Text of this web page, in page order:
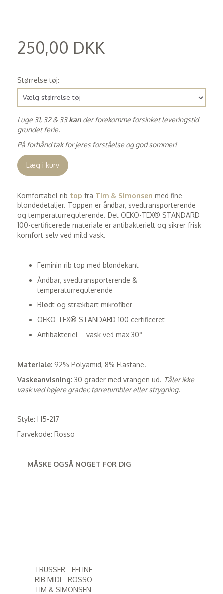
250,00 DKK
Størrelse tøj:
I uge 31, 32 & 33kan der forekomme forsinket leveringstid
grundet ferie.
På forhånd tak for jeres forståelse og god sommer!
Læg i kurv
Komfortabel rib top fra Tim & Simonsen med fine
blondedetaljer. Toppen er åndbar, svedtransporterende
og temperaturregulerende. Det OEKO-TEX® STANDARD
100-certificerede materiale er antibakterielt og sikrer frisk
komfort selv ved mild vask.
Feminin rib top med blondekant
Åndbar, svedtransporterende &
temperaturregulerende
Blødt og strækbart mikrofiber
OEKO-TEX® STANDARD 100 certificeret
Antibakteriel – vask ved max 30°
Materiale: 92% Polyamid, 8% Elastane.
Vaskeanvisning: 30 grader med vrangen ud. Tåler ikke
vask ved højere grader, tørretumbler eller strygning.
Style: H5-217
Farvekode: Rosso
MÅSKE OGSÅ NOGET FOR DIG
TRUSSER - FELINE
RIB MIDI - ROSSO -
TIM & SIMONSEN